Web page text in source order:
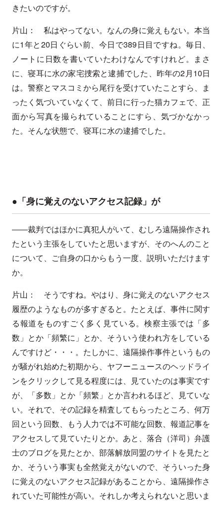
きたいのですが。
片山： 私はやってない。なんの身に覚えもない。本当
に1年と20日ぐらい前、今日で389日目ですね。毎日、
ノートに日数を書いていたわけなんですけれど。まさ
に、寝耳に水の家宅捜索と逮捕でした、昨年の2月10日
は。警察とマスコミから尾行を受けていたことすら、ま
ったく気づいていなくて、前日に行った猫カフェで、正
面から写真を撮られていることにすら、気づかなかっ
た。そんな状態で、寝耳に水の逮捕でした。
●「身に覚えのないアクセス記録」が
――裁判ではほかに真犯人がいて、むしろ遠隔操作され
たという主張をしていたと思いますが、そのへんのこと
について、ご自身の口からもう一度、説明いただけます
か。
片山： そうですね。やはり、身に覚えのないアクセス
履歴のようなものが多すぎると。たとえば、事件に関す
る報道をものすごく多く見ている。検察主張では「多
数」とか「頻繁に」とか、そういう使われ方をしている
んですけど・・・。たしかに、遠隔操作事件というもの
が騒がれ始めた初期から、ヤフーニュースのヘッドライ
ンをクリックして見る程度には、見ていたのは事実です
が、「多数」とか「頻繁」とか言われるほど、見ていな
い。それで、その記録を精査してもらったところ、何万
回という回数、もう人力では不可能な回数、報道記事を
アクセスして見ていたりとか。あと、落合（洋司）弁護
士のブログを見たとか、部落解放同盟のサイトを見たと
か、そういう事実も全然覚えがないので、そういった身
に覚えのないアクセス記録があることから、遠隔操作さ
れていた可能性が高い。それしか考えられないと思いま